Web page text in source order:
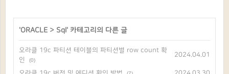
'ORACLE > Sql ' 카테고리의 다른 글
오라클 19c 파티션 테이블의 파티션별 row count 확
인
(0)
2024.04.01